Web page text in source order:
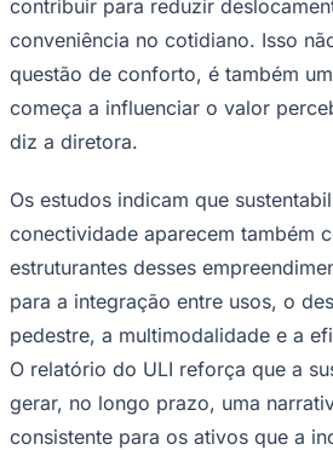
Fluminense
contribuir para reduzir
conveniência no cotidiano. Isso
questão de conforto, é também
começa a influenciar o valor
diz a diretora.
Os estudos indicam que
conectividade aparecem também
estruturantes desses
para a integração entre usos, o
pedestre, a multimodalidade e a
O relatório do ULI reforça que a
gerar, no longo prazo, uma
consistente para os ativos que a